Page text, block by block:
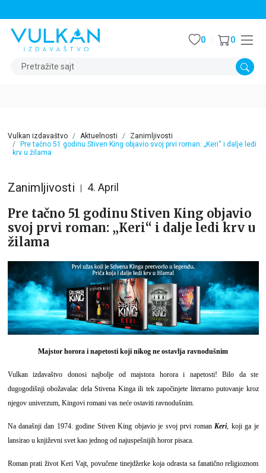
Pretražite sajt
0 0
Vulkan izdavaštvo Aktuelnosti
Zanimljivosti
Pre tačno 51 godinu Stiven King objavio svoj prvi roman: „Keri“ i dalje ledi
krv u žilama
Zanimljivosti 4. April
Pre tačno 51 godinu Stiven King objavio
svoj prvi roman: „Keri“ i dalje ledi krv u
žilama
Majstor horora i napetosti koji nikog ne ostavlja ravnodušnim
Vulkan izdavaštvo donosi najbolje od majstora horora i napetosti! Bilo da ste
dugogodišnji obožavalac dela Stivena Kinga ili tek započinjete literarno putovanje kroz
njegov univerzum, Kingovi romani vas neće ostaviti ravnodušnim.
Na današnji dan 1974. godine Stiven King objavio je svoj prvi romanKeri, koji ga je
lansirao u književni svet kao jednog od najuspešnijih horor pisaca.
Roman prati život Keri Vajt, povučene tinejdžerke koja odrasta sa fanatično religioznom